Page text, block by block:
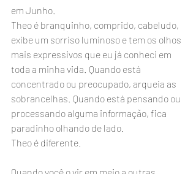
em Junho.
Theo é branquinho, comprido, cabeludo,
exibe um sorriso luminoso e tem os olhos
mais expressivos que eu já conheci em
toda a minha vida. Quando está
concentrado ou preocupado, arqueia as
sobrancelhas. Quando está pensando ou
processando alguma informação, fica
paradinho olhando de lado.
Theo é diferente.